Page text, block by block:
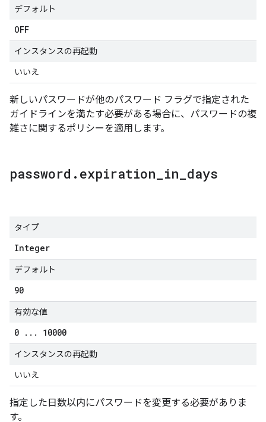
デフォルト
OFF
インスタンスの再起動
いいえ
新しいパスワードが他のパスワード フラグで指定された
ガイドラインを満たす必要がある場合に、パスワードの複
雑さに関するポリシーを適用します。
password . expiration in days
タイプ
Integer
デフォルト
90
有効な値
0 . . . 10000
インスタンスの再起動
いいえ
指定した日数以内にパスワードを変更する必要がありま
す。